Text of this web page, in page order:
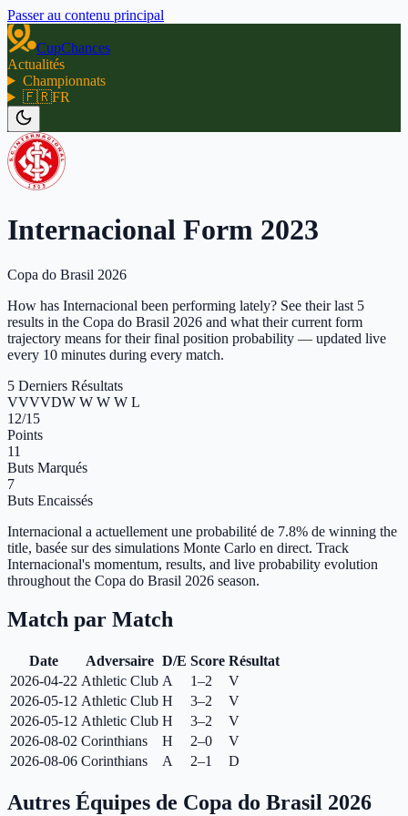
Passer au contenu principal
CupChances
Actualités
Championnats
🇫🇷FR
Internacional Form 2023
Copa do Brasil 2026
How has Internacional been performing lately? See their last 5
results in the Copa do Brasil 2026 and what their current form
trajectory means for their final position probability — updated live
every 10 minutes during every match.
5 Derniers Résultats
VVVVDW W W W L
12/15
Points
11
Buts Marqués
7
Buts Encaissés
Internacional a actuellement une probabilité de 7.8% de winning the
title, basée sur des simulations Monte Carlo en direct. Track
Internacional's momentum, results, and live probability evolution
throughout the Copa do Brasil 2026 season.
Match par Match
Date Adversaire D/E Score Résultat
2026-04-22 Athletic Club A 1–2
V
2026-05-12 Athletic Club H 3–2
V
2026-05-12 Athletic Club H 3–2
V
2026-08-02 Corinthians H 2–0
V
2026-08-06 Corinthians A 2–1 D
Autres Équipes de Copa do Brasil 2026